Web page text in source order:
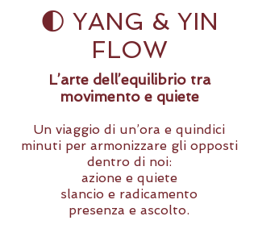
🌓 YANG & YIN
FLOW
L’arte dell’equilibrio tra
movimento e quiete
Un viaggio di un’ora e quindici
minuti per armonizzare gli opposti
dentro di noi:
azione e quiete
slancio e radicamento
presenza e ascolto.